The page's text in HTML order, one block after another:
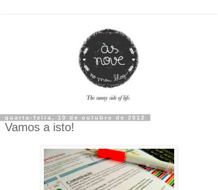
quarta-feira, 10 de outubro de 2012
Vamos a isto!